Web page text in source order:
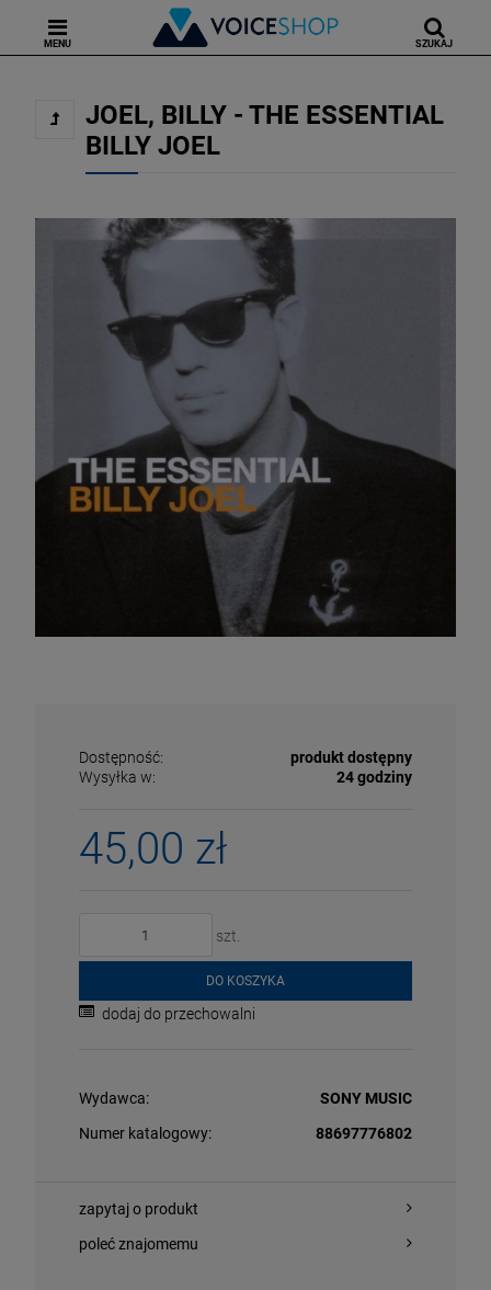
MENU SZUKAJ
JOEL, BILLY - THE ESSENTIAL
BILLY JOEL
Dostępność:
produkt dostępny
Wysyłka w:
24 godziny
45,00 zł
szt.
DO KOSZYKA
dodaj do przechowalni
Wydawca:
SONY MUSIC
Numer katalogowy:
88697776802
zapytaj o produkt
poleć znajomemu